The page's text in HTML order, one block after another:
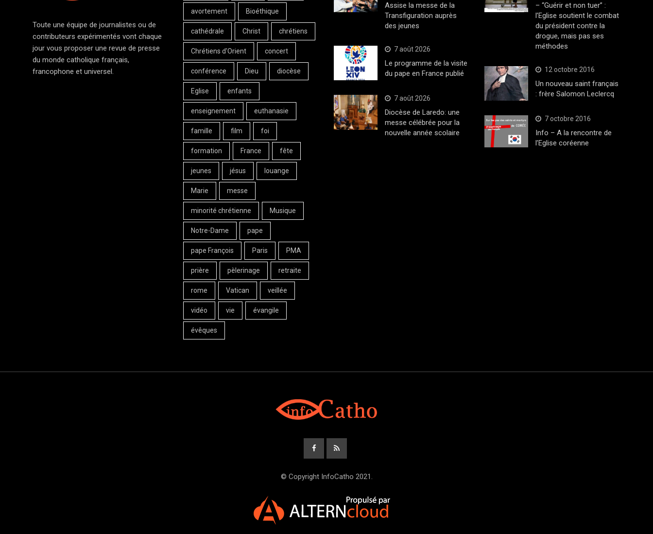
Toute une équipe de journalistes ou de
contributeurs expérimentés vont chaque
jour vous proposer une revue de presse
du monde catholique français,
francophone et universel.
avortement Bioéthique
cathédrale Christ chrétiens
Chrétiens d'Orient concert
conférence Dieu diocèse
Eglise enfants
enseignement euthanasie
famille film foi
formation France fête
jeunes jésus louange
Marie messe
minorité chrétienne Musique
Notre-Dame pape
pape François Paris PMA
prière pèlerinage retraite
rome Vatican veillée
vidéo vie évangile
évêques
Assise la messe de la
Transfiguration auprès
des jeunes
7 août 2026
Le programme de la visite
du pape en France publié
7 août 2026
Diocèse de Laredo: une
messe célébrée pour la
nouvelle année scolaire
– “Guérir et non tuer” :
l’Eglise soutient le combat
du président contre la
drogue, mais pas ses
méthodes
12 octobre 2016
Un nouveau saint français
: frère Salomon Leclercq
7 octobre 2016
Info – A la rencontre de
l’Eglise coréenne
© Copyright InfoCatho 2021.